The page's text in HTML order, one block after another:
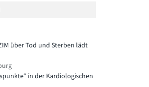
über Tod und Sterben lädt
in der Kardiologischen